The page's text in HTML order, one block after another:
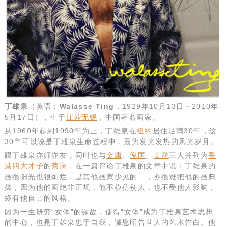
丁雄泉 （英语： Walasse Ting ，1929年10月13日－2010年
5月17日），生于江苏无锡 ，中国著名画家。
从1960年起到1990年为止，丁雄泉在纽约 居住足满30年，这
30年可以说是丁雄泉生命过程中，最为发光发热的风光岁月。
跟丁雄泉亦师亦友，同时也与金庸 、倪匡 黄霑三人并列为香
港四大才子的蔡澜 ，在一篇评论丁雄泉的文章中说：丁雄泉的
画很阳光也很灿烂，是其他画家少见的…，亦很难把他的画归
类，因为他的画绝非正规，他不模仿别人，也不受他人影响，
终有他自己的风格。
因为一生研究“女体”的缘故，使得“女体”成为丁雄泉艺术思想
的中心，也是丁雄泉忠于自我，诚恳昭告世人的艺术告白。他